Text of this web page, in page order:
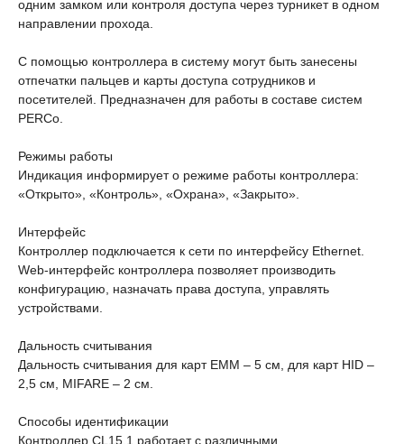
одним замком или контроля доступа через турникет в одном
направлении прохода.
C помощью контроллера в систему могут быть занесены
отпечатки пальцев и карты доступа сотрудников и
посетителей. Предназначен для работы в составе систем
PERCo.
Режимы работы
Индикация информирует о режиме работы контроллера:
«Открыто», «Контроль», «Охрана», «Закрыто».
Интерфейс
Контроллер подключается к сети по интерфейсу Ethernet.
Web-интерфейс контроллера позволяет производить
конфигурацию, назначать права доступа, управлять
устройствами.
Дальность считывания
Дальность считывания для карт EMM – 5 см, для карт HID –
2,5 см, MIFARE – 2 см.
Способы идентификации
Контроллер CL15.1 работает с различными